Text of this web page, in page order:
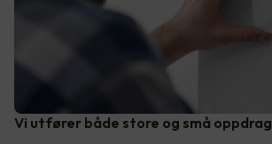
Vi utfører både store og små oppdrag